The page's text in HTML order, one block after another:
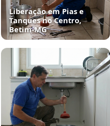
Liberação em Pias e
Tanques no Centro,
Betim‑MG